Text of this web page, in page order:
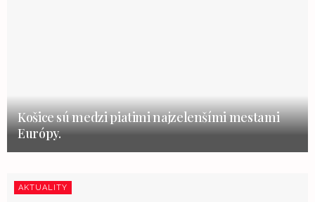
Košice sú medzi piatimi najzelenšími mestami
Európy.
AKTUALITY